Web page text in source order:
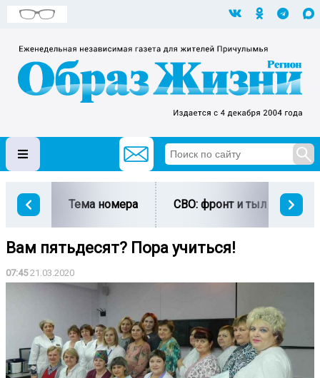
Тема номера СВО: фронт и тыл
Вам пятьдесят? Пора учиться!
07:4521.03.2020